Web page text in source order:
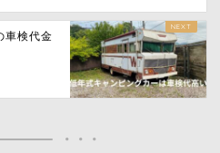
車検代金